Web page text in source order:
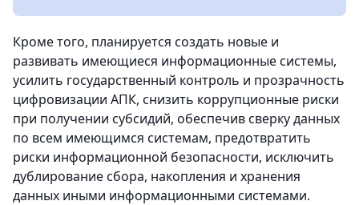
Кроме того, планируется создать новые и
развивать имеющиеся информационные системы,
усилить государственный контроль и прозрачность
цифровизации АПК, снизить коррупционные риски
при получении субсидий, обеспечив сверку данных
по всем имеющимся системам, предотвратить
риски информационной безопасности, исключить
дублирование сбора, накопления и хранения
данных иными информационными системами.